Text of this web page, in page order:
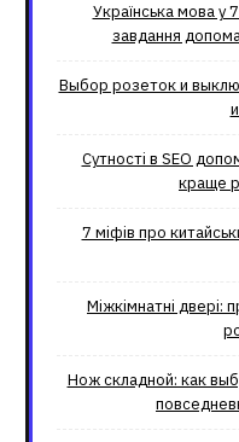
Українська мова у
завдання
Выбор розеток и
Сутності в SEO
краще
7 міфів про
Міжкімнатні двері:
Нож складной: как